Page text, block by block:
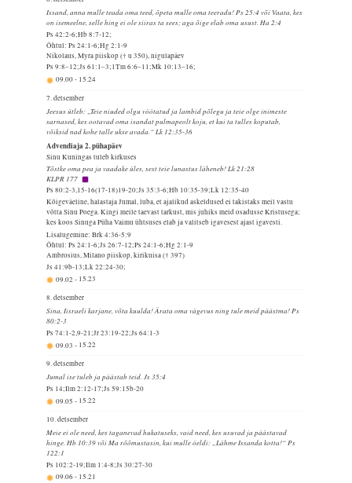
Issand, anna mulle teada oma teed, õpeta mulle oma teeradu! Ps 25:4 või Vaata, kes
on isemeelne, selle hing ei ole siiras ta sees; aga õige elab oma usust. Ha 2:4
Ps 42:2-6;Hb 8:7-12;
Õhtul: Ps 24:1-6;Hg 2:1-9
Nikolaus, Myra piiskop († u 350), nigulapäev
Ps 9:8–12;Js 61:1–3;1Tm 6:6–11;Mk 10:13–16;
09.00- 15.24
7. detsember
Jeesus ütleb: „Teie niuded olgu vöötatud ja lambid põlegu ja teie olge inimeste
sarnased, kes ootavad oma isandat pulmapeolt koju, et kui ta tulles koputab,
võiksid nad kohe talle ukse avada.“ Lk 12:35-36
Advendiaja 2. pühapäev
Sinu Kuningas tuleb kirkuses
Tõstke oma pea ja vaadake üles, sest teie lunastus läheneb! Lk 21:28
KLPR 177
Ps 80:2-3,15-16(17-18)19-20;Js 35:3-6;Hb 10:35-39;Lk 12:35-40
Kõigeväeline, halastaja Jumal, luba, et ajalikud askeldused ei takistaks meil vastu
võtta Sinu Poega. Kingi meile taevast tarkust, mis juhiks meid osadusse Kristusega;
kes koos Sinuga Püha Vaimu ühtsuses elab ja valitseb igavesest ajast igavesti.
Lisalugemine: Brk 4:36-5:9
Õhtul: Ps 24:1-6;Js 26:7-12;Ps 24:1-6;Hg 2:1-9
Ambrosius, Milano piiskop, kirikuisa († 397)
Js 41:9b-13;Lk 22:24-30;
09.02- 15.23
8. detsember
Sina, Iisraeli karjane, võta kuulda! Ärata oma vägevus ning tule meid päästma! Ps
80:2-3
Ps 74:1-2,9-21;Jr 23:19-22;Js 64:1-3
09.03- 15.22
9. detsember
Jumal ise tuleb ja päästab teid. Js 35:4
Ps 14;Ilm 2:12-17;Js 59:15b-20
09.05- 15.22
10. detsember
Meie ei ole need, kes taganevad hukatuseks, vaid need, kes usuvad ja päästavad
hinge. Hb 10:39 või Ma rõõmustasin, kui mulle öeldi: „Lähme Issanda kotta!“ Ps
122:1
Ps 102:2-19;Ilm 1:4-8;Js 30:27-30
09.06- 15.21